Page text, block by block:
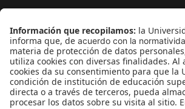
CONTÁCTANOS
cerosetenta@uniandes.edu.co
BOGOTÁ, COLOMBIA